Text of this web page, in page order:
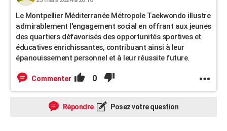
Le Montpellier Méditerranée Métropole Taekwondo illustre
admirablement l'engagement social en offrant aux jeunes
des quartiers défavorisés des opportunités sportives et
éducatives enrichissantes, contribuant ainsi à leur
épanouissement personnel et à leur réussite future.
Commenter 0
Répondre Posez votre question